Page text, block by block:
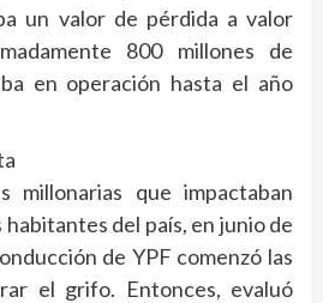
un valor de pérdida a valor
800 millones de
en operación hasta el año
millonarias que impactaban
del país, en junio de
de YPF comenzó las
el grifo. Entonces, evaluó